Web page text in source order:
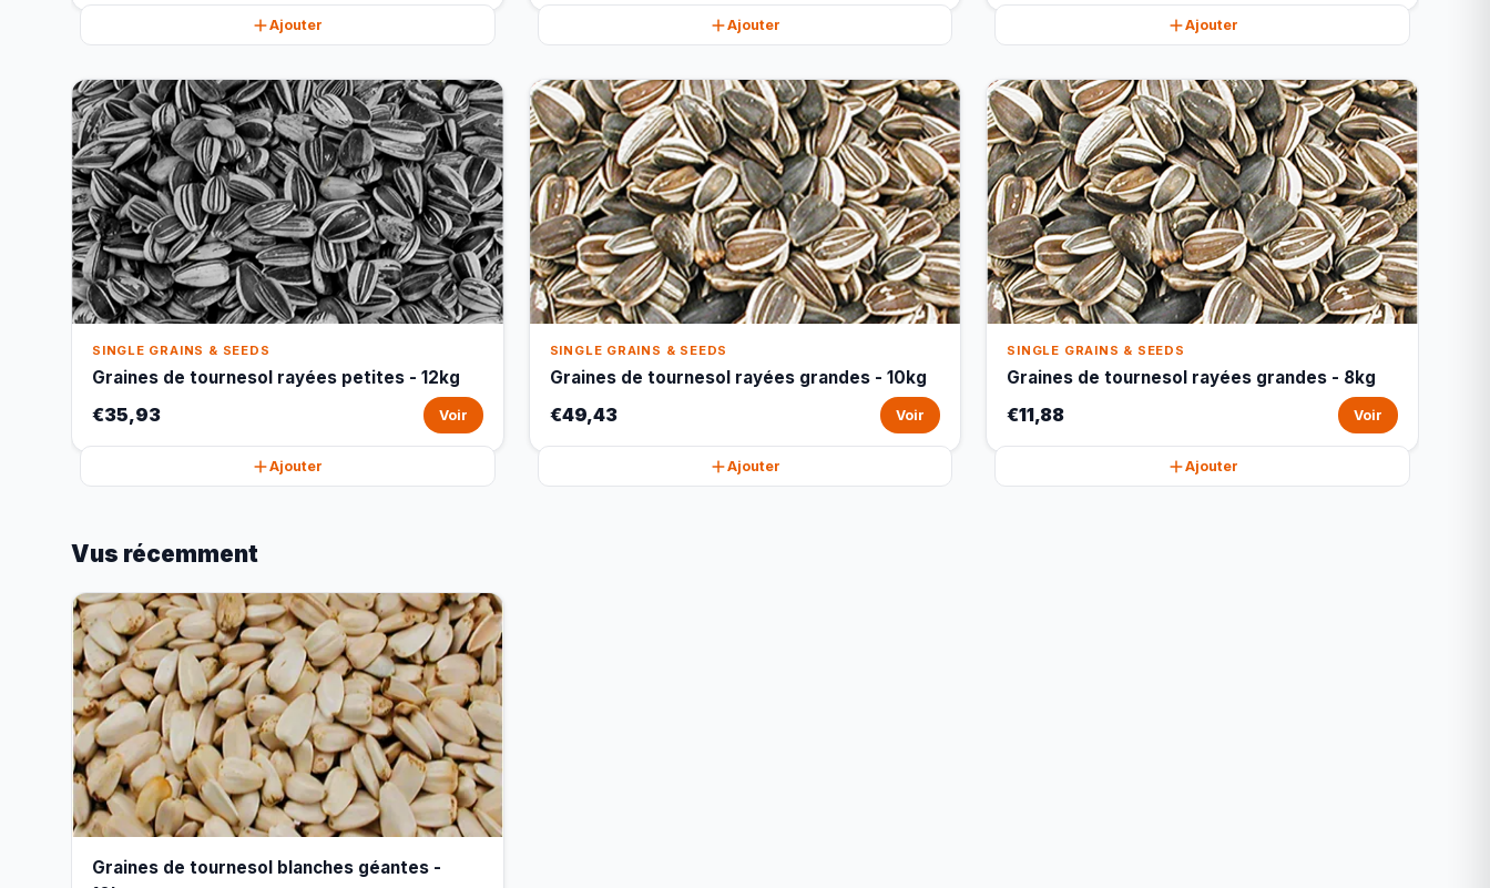
Ajouter Ajouter Ajouter
SINGLE GRAINS & SEEDS
Graines de tournesol rayées petites - 12kg
€35,93 Voir
Ajouter
SINGLE GRAINS & SEEDS
Graines de tournesol rayées grandes - 10kg
€49,43 Voir
Ajouter
SINGLE GRAINS & SEEDS
Graines de tournesol rayées grandes - 8kg
€11,88 Voir
Ajouter
Vus récemment
Graines de tournesol blanches géantes -